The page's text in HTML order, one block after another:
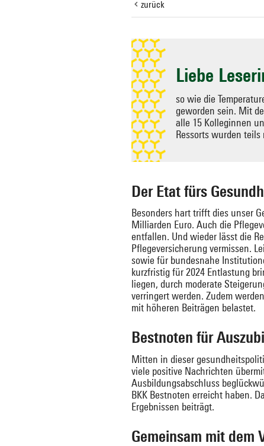
zurück
auswählen
Liebe
so wie die
geworden sein. Mit
alle 15 Kolleginnen
Ressorts wurden teils
Der Etat fürs
Besonders hart trifft dies unser
Milliarden Euro. Auch die
entfallen. Und wieder lässt die
Pflegeversicherung vermissen.
sowie für bundesnahe
kurzfristig für 2024 Entlastung
liegen, durch moderate
verringert werden. Zudem
mit höheren Beiträgen belastet.
Bestnoten für
Mitten in dieser
viele positive Nachrichten
Ausbildungsabschluss
BKK Bestnoten erreicht haben.
Ergebnissen beiträgt.
Gemeinsam mit dem